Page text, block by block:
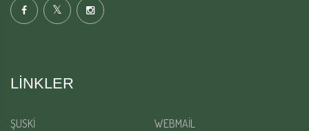
LINKLER
ŞUSKİ
WEBMAİL